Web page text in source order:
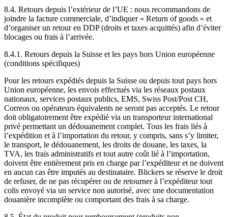
8.4. Retours depuis l’extérieur de l’UE : nous recommandons de
joindre la facture commerciale, d’indiquer « Return of goods » et
d’organiser un retour en DDP (droits et taxes acquittés) afin d’éviter
blocages ou frais à l’arrivée.
8.4.1. Retours depuis la Suisse et les pays hors Union européenne
(conditions spécifiques)
Pour les retours expédiés depuis la Suisse ou depuis tout pays hors
Union européenne, les envois effectués via les réseaux postaux
nationaux, services postaux publics, EMS, Swiss Post/Post CH,
Correos ou opérateurs équivalents ne seront pas acceptés. Le retour
doit obligatoirement être expédié via un transporteur international
privé permettant un dédouanement complet. Tous les frais liés à
l’expédition et à l’importation du retour, y compris, sans s’y limiter,
le transport, le dédouanement, les droits de douane, les taxes, la
TVA, les frais administratifs et tout autre coût lié à l’importation,
doivent être entièrement pris en charge par l’expéditeur et ne doivent
en aucun cas être imputés au destinataire. Blickers se réserve le droit
de refuser, de ne pas récupérer ou de retourner à l’expéditeur tout
colis envoyé via un service non autorisé, avec une documentation
douanière incomplète ou comportant des frais à sa charge.